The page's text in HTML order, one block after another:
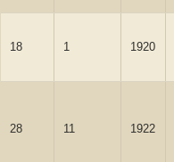
18 1 1920
28 11 1922